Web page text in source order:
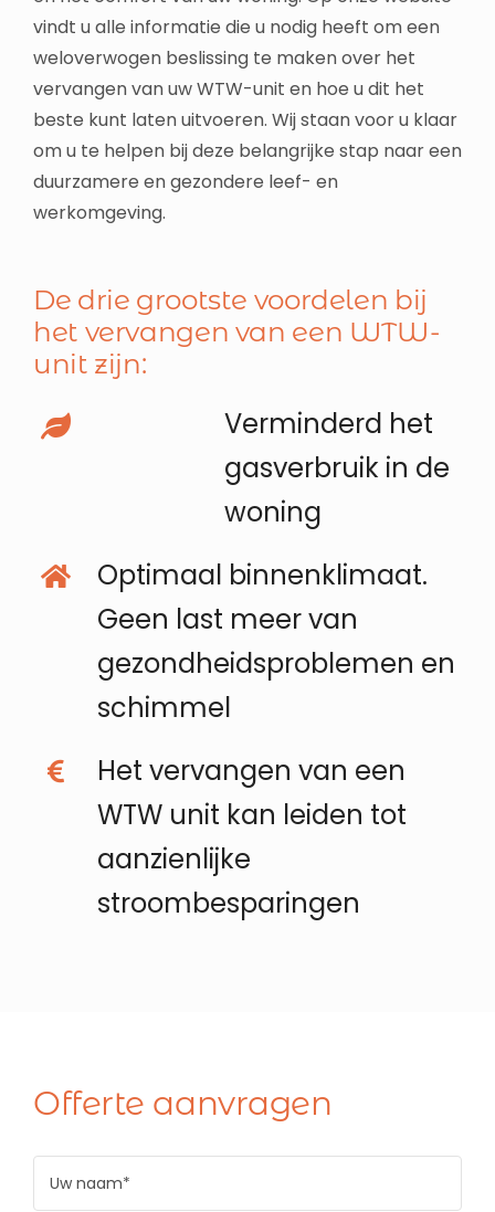
vindt u alle informatie die u nodig heeft om een
weloverwogen beslissing te maken over het
vervangen van uw WTW-unit en hoe u dit het
beste kunt laten uitvoeren. Wij staan voor u klaar
om u te helpen bij deze belangrijke stap naar een
duurzamere en gezondere leef- en
werkomgeving.
De drie grootste voordelen bij
het vervangen van een WTW-
unit zijn:
Verminderd het
gasverbruik in de
woning
Optimaal binnenklimaat.
Geen last meer van
gezondheidsproblemen en
schimmel
Het vervangen van een
WTW unit kan leiden tot
aanzienlijke
stroombesparingen
Offerte aanvragen